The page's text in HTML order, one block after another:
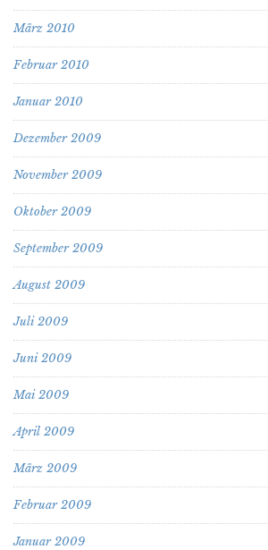
März 2010
Februar 2010
Januar 2010
Dezember 2009
November 2009
Oktober 2009
September 2009
August 2009
Juli 2009
Juni 2009
Mai 2009
April 2009
März 2009
Februar 2009
Januar 2009